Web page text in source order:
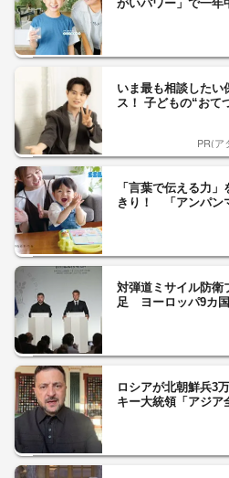
がいパワー」で一年
いま最も相談したい
ス！ 子どもの“おて
PR(ア
「言葉で伝える力
きり！ 「アンパン
対弾道ミサイル防衛
足 ヨーロッパ9カ
ロシアが北朝鮮兵3
キー大統領「アジア